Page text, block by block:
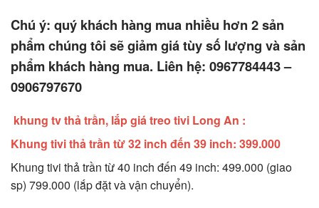
Chú ý: quý khách hàng mua nhiều hơn 2 sản
phẩm chúng tôi sẽ giảm giá tùy số lượng và sản
phẩm khách hàng mua. Liên hệ: 0967784443 –
0906797670
khung tv thả trần, lắp giá treo tivi Long An :
Khung tivi thả trần từ 32 inch đến 39 inch: 399.000
Khung tivi thả trần từ 40 inch đến 49 inch: 499.000 (giao
sp) 799.000 (lắp đặt và vận chuyển).